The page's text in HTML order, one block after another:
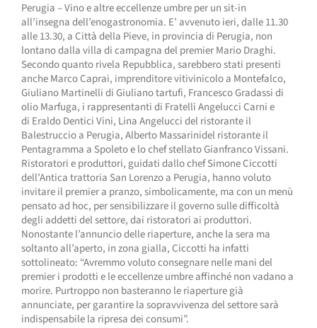
Perugia – Vino e altre eccellenze umbre per un sit-in
all’insegna dell’enogastronomia. E’ avvenuto ieri, dalle 11.30
alle 13.30, a Città della Pieve, in provincia di Perugia, non
lontano dalla villa di campagna del premier Mario Draghi.
Secondo quanto rivela Repubblica, sarebbero stati presenti
anche Marco Caprai, imprenditore vitivinicolo a Montefalco,
Giuliano Martinelli di Giuliano tartufi, Francesco Gradassi di
olio Marfuga, i rappresentanti di Fratelli Angelucci Carni e
di Eraldo Dentici Vini, Lina Angelucci del ristorante il
Balestruccio a Perugia, Alberto Massarinidel ristorante il
Pentagramma a Spoleto e lo chef stellato Gianfranco Vissani.
Ristoratori e produttori, guidati dallo chef Simone Ciccotti
dell’Antica trattoria San Lorenzo a Perugia, hanno voluto
invitare il premier a pranzo, simbolicamente, ma con un menù
pensato ad hoc, per sensibilizzare il governo sulle difficoltà
degli addetti del settore, dai ristoratori ai produttori.
Nonostante l’annuncio delle riaperture, anche la sera ma
soltanto all’aperto, in zona gialla, Ciccotti ha infatti
sottolineato: “Avremmo voluto consegnare nelle mani del
premier i prodotti e le eccellenze umbre affinché non vadano a
morire. Purtroppo non basteranno le riaperture già
annunciate, per garantire la sopravvivenza del settore sarà
indispensabile la ripresa dei consumi”.